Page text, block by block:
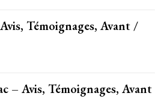
Témoignages, Avant /
– Avis, Témoignages, Avant